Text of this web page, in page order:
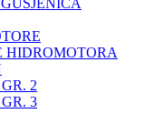
HIDROMOTORA
2
3